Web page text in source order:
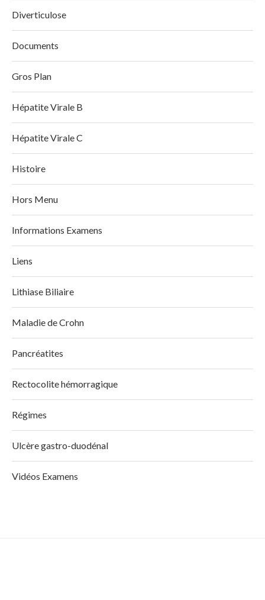
Diverticulose
Documents
Gros Plan
Hépatite Virale B
Hépatite Virale C
Histoire
Hors Menu
Informations Examens
Liens
Lithiase Biliaire
Maladie de Crohn
Pancréatites
Rectocolite hémorragique
Régimes
Ulcère gastro-duodénal
Vidéos Examens